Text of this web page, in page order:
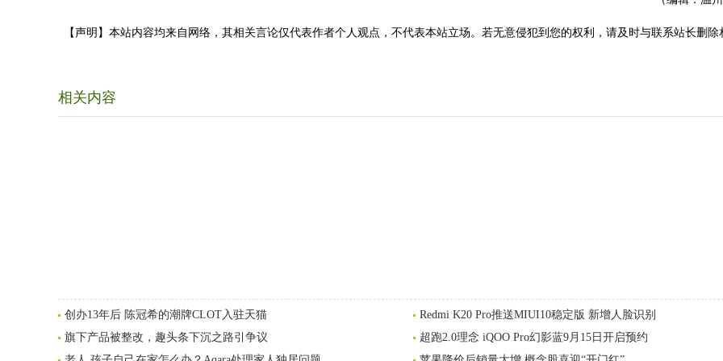
【声明】本站内容均来自网络，其相关言论仅代表作者个人观点，不代表本站立场。若无意侵犯到您的权利，请及时与联系站长删除
相关内容
创办13年后 陈冠希的潮牌CLOT入驻天猫
Redmi K20 Pro推送MIUI10稳定版 新增人脸识别
旗下产品被整改，趣头条下沉之路引争议
超跑2.0理念 iQOO Pro幻影蓝9月15日开启预约